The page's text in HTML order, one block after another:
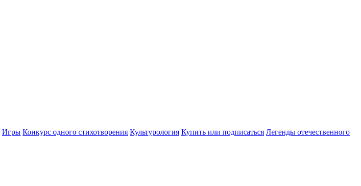
Игры Конкурс одного стихотворения Культурология Купить или подписаться Легенды отечественного